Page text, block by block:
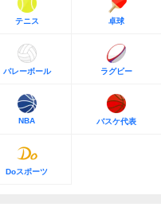
テニス 卓球
バレーボール ラグビー
NBA バスケ代表
Doスポーツ